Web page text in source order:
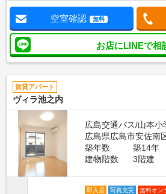
空室確認 無料
お店にLINEで相
賃貸アパート
ヴィラ池之内
広島交通バス/山本
広島県広島市安佐南
築年数
築14年
建物階数
3階建
即入居 写真充実 無料オン